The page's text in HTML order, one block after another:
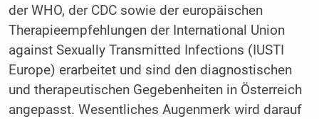
der WHO, der CDC sowie der europäischen
Therapieempfehlungen der International Union
against Sexually Transmitted Infections (IUSTI
Europe) erarbeitet und sind den diagnostischen
und therapeutischen Gegebenheiten in Österreich
angepasst. Wesentliches Augenmerk wird darauf